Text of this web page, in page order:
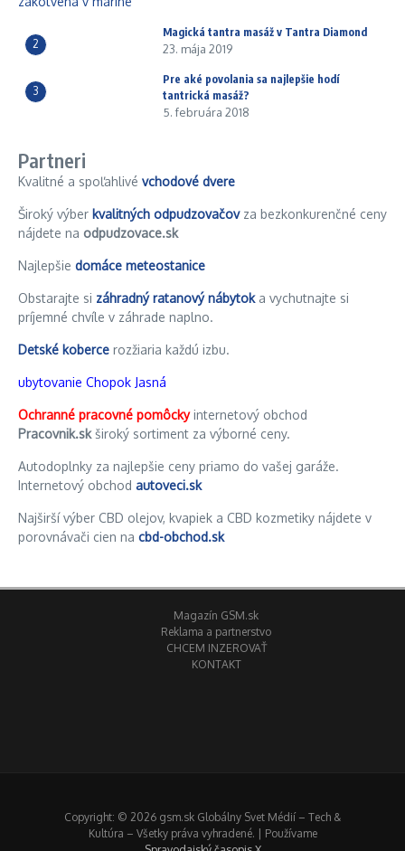
2
Magická tantra masáž v Tantra Diamond
23. mája 2019
3
Pre aké povolania sa najlepšie hodí
tantrická masáž?
5. februára 2018
Partneri
Kvalitné a spoľahlivé vchodové dvere
Široký výber kvalitných odpudzovačovza bezkonkurenčné ceny
nájdete na odpudzovace.sk
Najlepšie domáce meteostanice
Obstarajte si záhradný ratanový nábytoka vychutnajte si
príjemné chvíle v záhrade naplno.
Detské koberce rozžiaria každú izbu.
ubytovanie Chopok Jasná
Ochranné pracovné pomôckyinternetový obchod
Pracovnik.skširoký sortiment za výborné ceny.
Autodoplnky za najlepšie ceny priamo do vašej garáže.
Internetový obchod autoveci.sk
Najširší výber CBD olejov, kvapiek a CBD kozmetiky nájdete v
porovnávači cien na cbd-obchod.sk
Magazín GSM.sk
Reklama a partnerstvo
CHCEM INZEROVAŤ
KONTAKT
Copyright: © 2026 gsm.sk Globálny Svet Médií – Tech &
Kultúra – Všetky práva vyhradené. | Používame